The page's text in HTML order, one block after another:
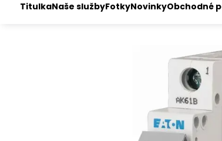
TitulkaNaše službyFotkyNovinkyObchodné